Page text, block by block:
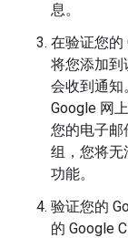
息。
在验证您的
将您添加到
会收到通知
Google 网
您的电子邮
组，您将无
功能。
验证您的
的 Google